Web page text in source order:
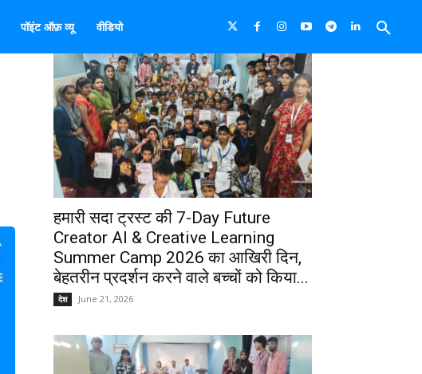
पॉइंट ऑफ़ व्यू वीडियो
हमारी सदा ट्रस्ट की 7-Day Future
Creator AI & Creative Learning
Summer Camp 2026 का आखिरी दिन,
बेहतरीन प्रदर्शन करने वाले बच्चों को किया...
देश June 21, 2026